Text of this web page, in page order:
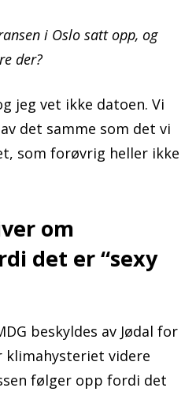
i Oslo satt opp, og
der?
jeg vet ikke datoen. Vi
det samme som det vi
som forøvrig heller ikke
om
det er “sexy
beskyldes av Jødal for
klimahysteriet videre
følger opp fordi det